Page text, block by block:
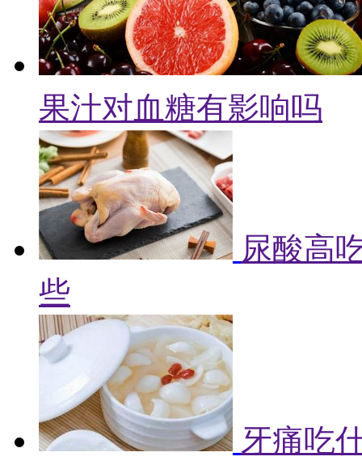
果汁对血糖有影响吗
尿酸高
些
牙痛吃